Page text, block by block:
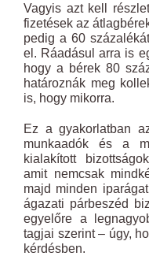
Vagyis azt kell
fizetések az
pedig a 60
el. Ráadásul arra is
hogy a bérek 80
határoznák meg
is, hogy mikorra.
Ez a gyakorlatban
munkaadók és a
kialakított
amit nemcsak
majd minden
ágazati párbeszéd
egyelőre a
tagjai szerint – úgy,
kérdésben.